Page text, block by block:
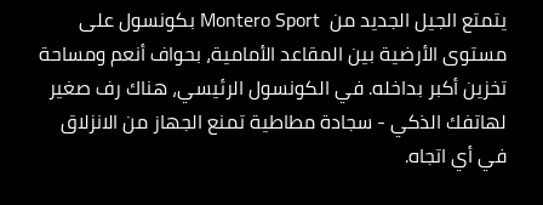
يتمتع الجيل الجديد من Montero Sport بكونسول على
مستوى الأرضية بين المقاعد الأمامية، بحواف أنعم ومساحة
تخزين أكبر بداخله. في الكونسول الرئيسي، هناك رف صغير
لهاتفك الذكي - سجادة مطاطية تمنع الجهاز من الانزلاق
في أي اتجاه.